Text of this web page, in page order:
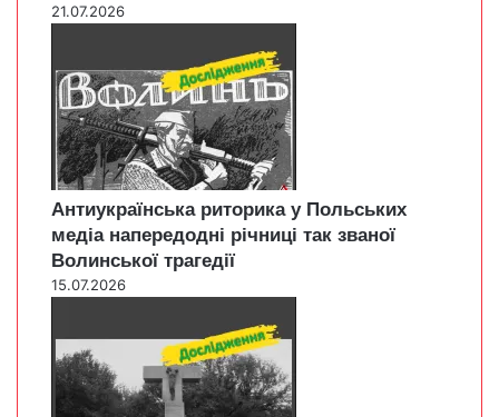
21.07.2026
Антиукраїнська риторика у Польських
медіа напередодні річниці так званої
Волинської трагедії
15.07.2026